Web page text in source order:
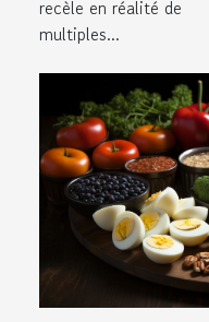
recèle en réalité de
multiples...